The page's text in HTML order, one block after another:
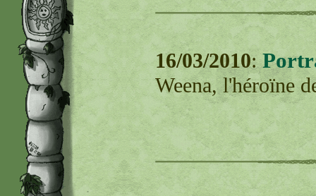
16/03/2010:
Weena, l'héroïne